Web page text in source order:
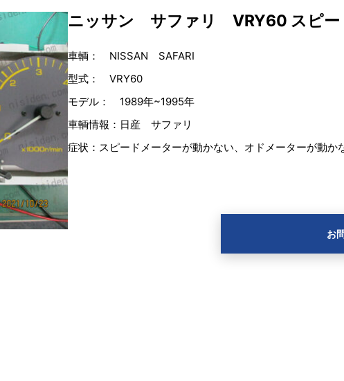
ニッサン サファリ VRY60 スピー
車輌： NISSAN SAFARI
型式： VRY60
モデル： 1989年~1995年
車輌情報： 日産 サファリ
症状：スピードメーターが動かない、オドメーターが動か
お